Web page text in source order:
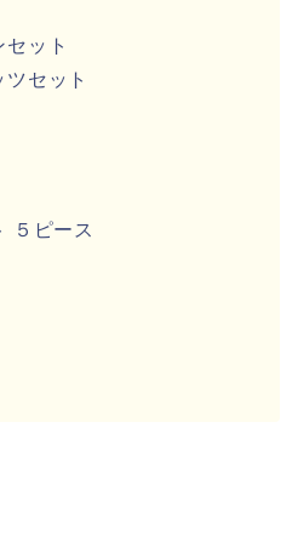
ット
セット
５ピース